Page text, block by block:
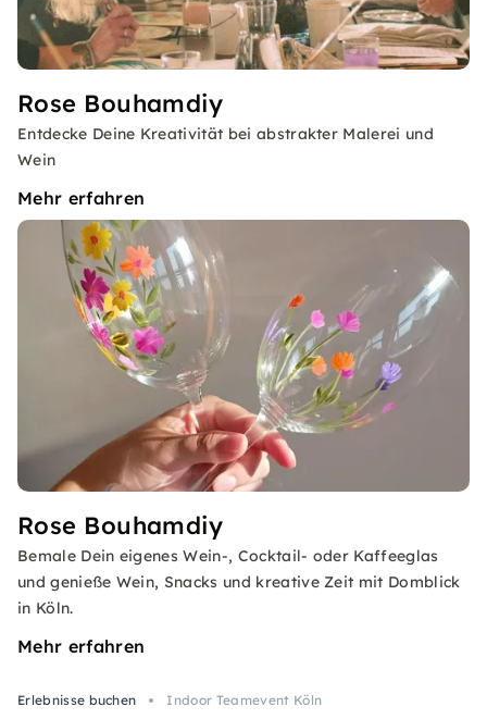
Rose Bouhamdiy
Entdecke Deine Kreativität bei abstrakter Malerei und
Wein
Mehr erfahren
Rose Bouhamdiy
Bemale Dein eigenes Wein-, Cocktail- oder Kaffeeglas
und genieße Wein, Snacks und kreative Zeit mit Domblick
in Köln.
Mehr erfahren
Erlebnisse buchen Indoor Teamevent Köln